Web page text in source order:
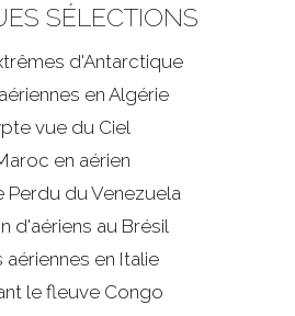
SÉLECTIONS
d'Antarctique
en Algérie
vue du Ciel
en aérien
Perdu du Venezuela
d'aériens au Brésil
aériennes en Italie
le fleuve Congo